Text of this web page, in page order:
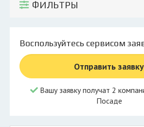
КОМПАНИЯМ
© 2026 Все права защищены
ФИЛЬТРЫ
Воспользуйтесь сервисом
Отправить заявку
Вашу заявку получат 2
Посаде